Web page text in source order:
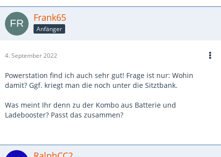
Frank65
Anfänger
4. September 2022
Powerstation find ich auch sehr gut! Frage ist nur: Wohin
damit? Ggf. kriegt man die noch unter die Sitztbank.
Was meint Ihr denn zu der Kombo aus Batterie und
Ladebooster? Passt das zusammen?